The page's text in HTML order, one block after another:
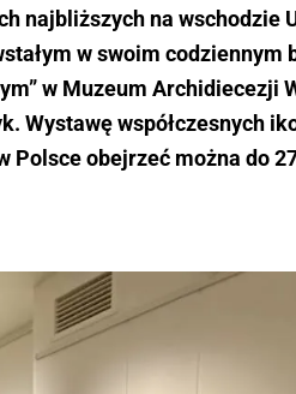
najbliższych na wschodzie
w swoim codziennym
w Muzeum Archidiecezji
Wystawę współczesnych
obejrzeć można do